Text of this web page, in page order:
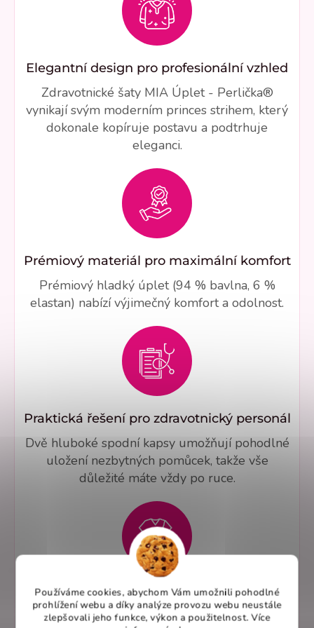
Používáme cookies, abychom Vám umožnili pohodlné
prohlížení webu a díky analýze provozu webu neustále
zlepšovali jeho funkce, výkon a použitelnost. Více
Elegantní design pro profesionální vzhled
Zdravotnické šaty MIA Úplet - Perlička®
vynikají svým moderním princes strihem, který
dokonale kopíruje postavu a podtrhuje
eleganci.
Prémiový materiál pro maximální komfort
Prémiový hladký úplet (94 % bavlna, 6 %
elastan) nabízí výjimečný komfort a odolnost.
Praktická řešení pro zdravotnický personál
Dvě hluboké spodní kapsy umožňují pohodlné
uložení nezbytných pomůcek, takže vše
důležité máte vždy po ruce.
Úprava střihů a personalizované šití na
míru